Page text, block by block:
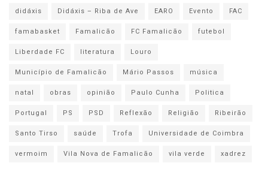
didáxis
Didáxis – Riba de Ave EARO Evento
FAC
famabasket
Famalicão FC Famalicão
futebol
Liberdade FC
literatura
Louro
Município de Famalicão
Mário Passos
música
natal
obras opinião Paulo Cunha
Politica
Portugal
PS PSD Reflexão Religião
Ribeirão
Santo Tirso
saúde Trofa
Universidade de Coimbra
vermoim
Vila Nova de Famalicão vila verde xadrez